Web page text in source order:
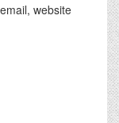
website